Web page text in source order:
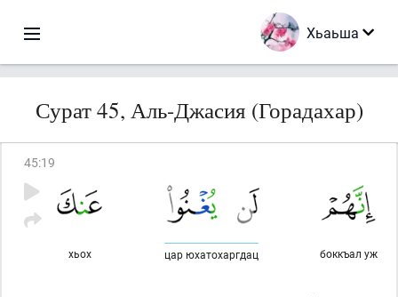
Хьаьша
Сурат 45, Аль-Джасия (Горадахар)
45:19
боккъал уж
цар юхатохаргдац
хьох